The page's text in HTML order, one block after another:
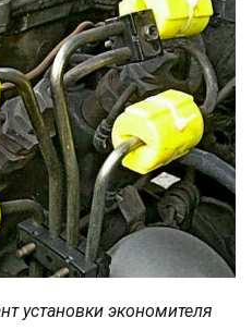
установки экономителя